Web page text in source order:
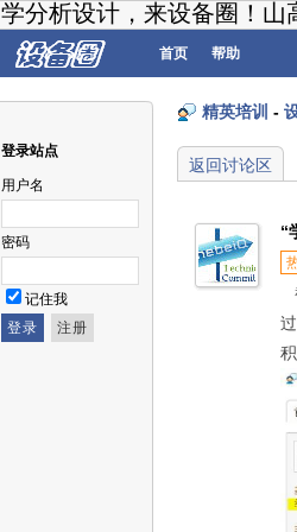
学分析设计，来设备圈！
首页 帮助
登录站点
用户名
密码
记住我
精英培训 -
返回讨论区
“